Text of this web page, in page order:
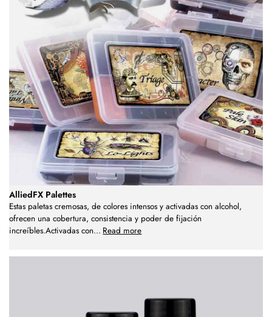
AlliedFX Palettes
Estas paletas cremosas, de colores intensos y activadas con alcohol,
ofrecen una cobertura, consistencia y poder de fijación
increíbles.Activadas con... Read more